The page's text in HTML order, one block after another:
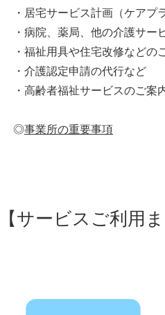
・居宅サービス計画（ケアプ
・病院、薬局、他の介護サー
・福祉用具や住宅改修などの
・介護認定申請の代行など
・高齢者福祉サービスのご案
◎事業所の重要事項
【サービスご利用